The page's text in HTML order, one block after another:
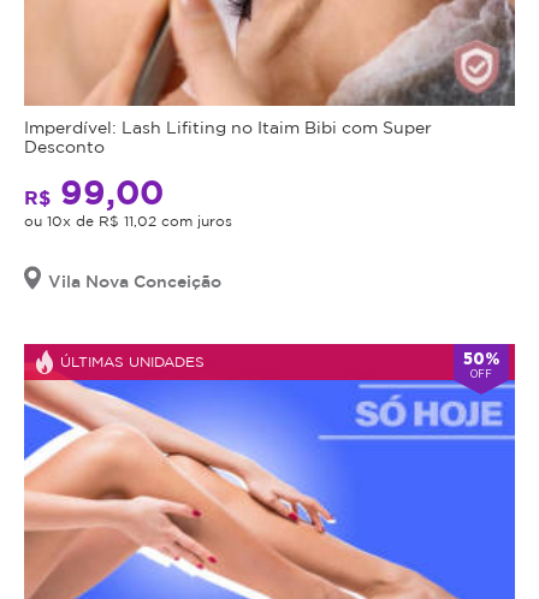
Imperdível: Lash Lifiting no Itaim Bibi com Super
Desconto
R$ 99,00
ou 10x de R$ 11,02 com juros
Vila Nova Conceição
ÚLTIMAS UNIDADES 50%
OFF